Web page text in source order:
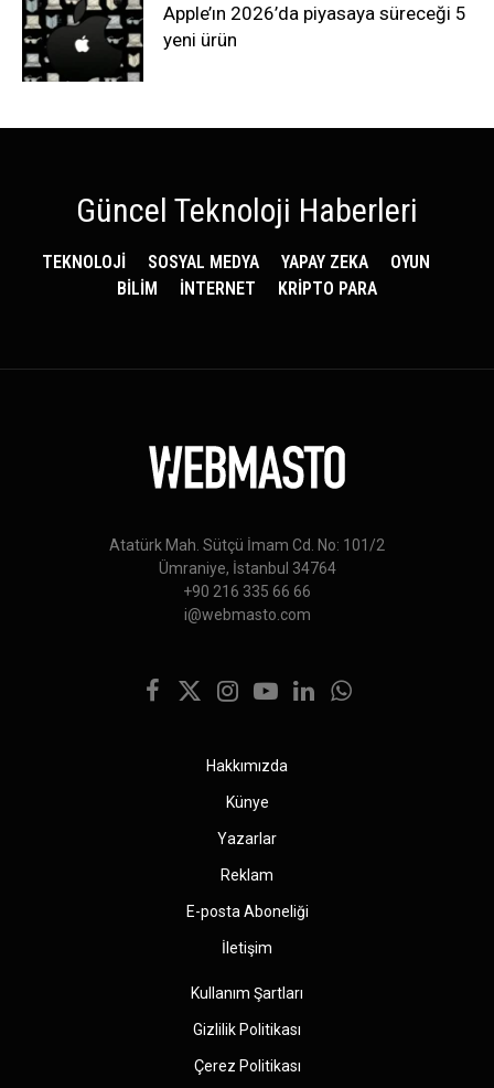
Apple’ın 2026’da piyasaya süreceği 5
yeni ürün
Güncel Teknoloji Haberleri
TEKNOLOJİ SOSYAL MEDYA YAPAY ZEKA
OYUN
BİLİM
İNTERNET KRİPTO PARA
Atatürk Mah. Sütçü İmam Cd. No: 101/2
Ümraniye, İstanbul 34764
+90 216 335 66 66
i@webmasto.com
Facebook
X
Instagram
YouTubeLinkedInWhatsApp
Hakkımızda
Künye
Yazarlar
Reklam
E-posta Aboneliği
İletişim
Kullanım Şartları
Gizlilik Politikası
Çerez Politikası